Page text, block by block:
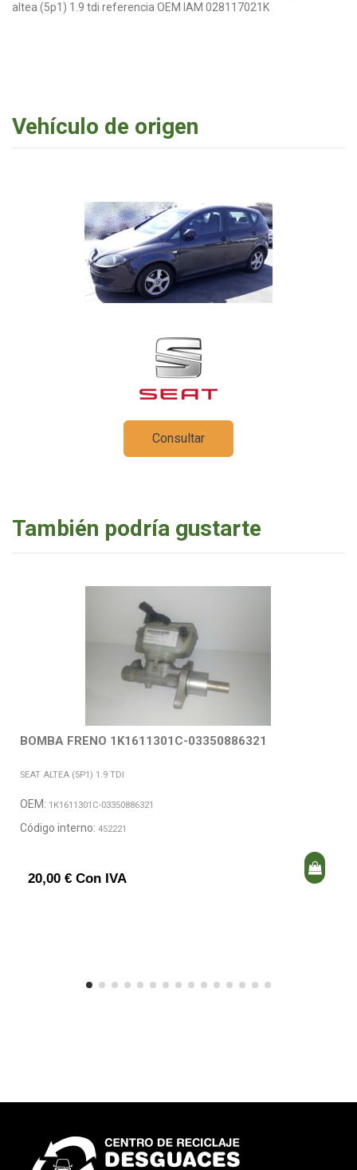
altea (5p1) 1.9 tdi referencia OEM IAM 028117021K
Vehículo de origen
Consultar
También podría gustarte
BOMBA FRENO 1K1611301C-03350886321
SEAT ALTEA (5P1) 1.9 TDI
OEM: 1K1611301C-03350886321
Código interno: 452221
20,00 € Con IVA